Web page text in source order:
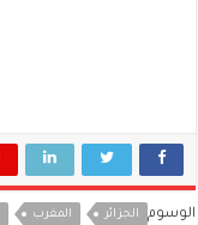
الوسوم الجزائر المغرب